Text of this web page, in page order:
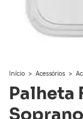
Início > Acessórios >
Palheta
Soprano